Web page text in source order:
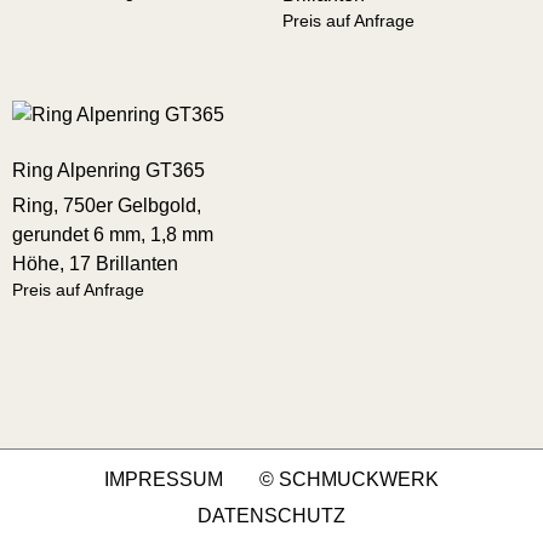
Preis auf Anfrage
Ring Alpenring GT365
Ring, 750er Gelbgold,
gerundet 6 mm, 1,8 mm
Höhe, 17 Brillanten
Preis auf Anfrage
IMPRESSUM
© SCHMUCKWERK
DATENSCHUTZ